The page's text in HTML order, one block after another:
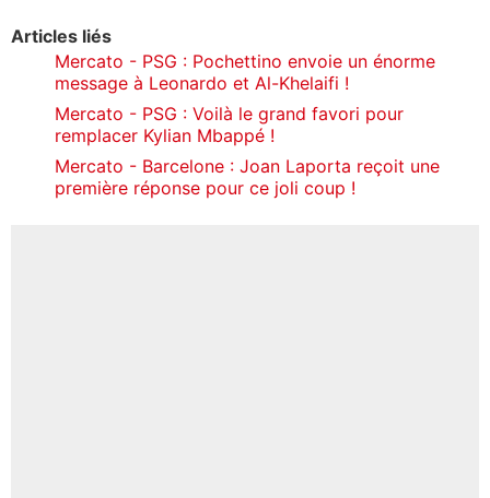
Articles liés
Mercato - PSG : Pochettino envoie un énorme
message à Leonardo et Al-Khelaifi !
Mercato - PSG : Voilà le grand favori pour
remplacer Kylian Mbappé !
Mercato - Barcelone : Joan Laporta reçoit une
première réponse pour ce joli coup !